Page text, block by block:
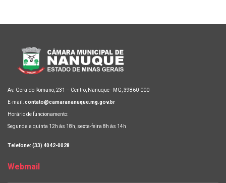
Av. Geraldo Romano, 231 – Centro, Nanuque–MG, 39860-000
E-mail:contato@camarananuque.mg.gov.br
Horário de funcionamento:
Segunda a quinta 12h às 18h, sexta-feira 8h às 14h
Telefone: (33) 4042-0028
Webmail